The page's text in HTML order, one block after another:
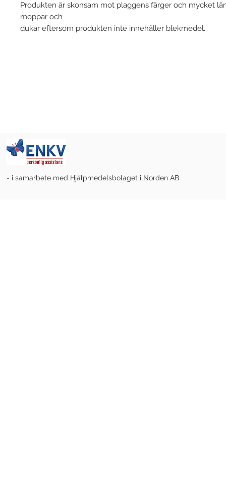
Produkten är skonsam mot plaggens färger och mycket
moppar och
dukar eftersom produkten inte innehåller blekmedel.
- i samarbete med Hjälpmedelsbolaget i Norden AB